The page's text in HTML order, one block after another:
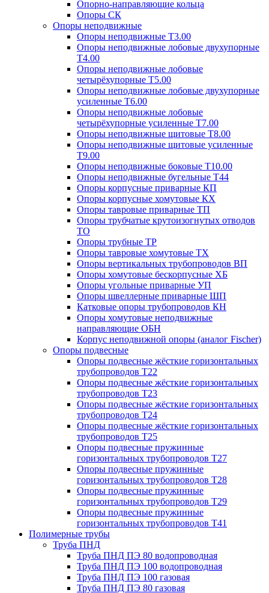
Опорно-направляющие кольца
Опоры СК
Опоры неподвижные
Опоры неподвижные Т3.00
Опоры неподвижные лобовые двухупорные
Т4.00
Опоры неподвижные лобовые
четырёхупорные Т5.00
Опоры неподвижные лобовые двухупорные
усиленные Т6.00
Опоры неподвижные лобовые
четырёхупорные усиленные Т7.00
Опоры неподвижные щитовые Т8.00
Опоры неподвижные щитовые усиленные
Т9.00
Опоры неподвижные боковые Т10.00
Опоры неподвижные бугельные Т44
Опоры корпусные приварные КП
Опоры корпусные хомутовые КХ
Опоры тавровые приварные ТП
Опоры трубчатые крутоизогнутых отводов
ТО
Опоры трубные ТР
Опоры тавровые хомутовые ТХ
Опоры вертикальных трубопроводов ВП
Опоры хомутовые бескорпусные ХБ
Опоры угольные приварные УП
Опоры швеллерные приварные ШП
Катковые опоры трубопроводов КН
Опоры хомутовые неподвижные
направляющие ОБН
Корпус неподвижной опоры (аналог Fischer)
Опоры подвесные
Опоры подвесные жёсткие горизонтальных
трубопроводов Т22
Опоры подвесные жёсткие горизонтальных
трубопроводов Т23
Опоры подвесные жёсткие горизонтальных
трубопроводов Т24
Опоры подвесные жёсткие горизонтальных
трубопроводов Т25
Опоры подвесные пружинные
горизонтальных трубопроводов Т27
Опоры подвесные пружинные
горизонтальных трубопроводов Т28
Опоры подвесные пружинные
горизонтальных трубопроводов Т29
Опоры подвесные пружинные
горизонтальных трубопроводов Т41
Полимерные трубы
Труба ПНД
Труба ПНД ПЭ 80 водопроводная
Труба ПНД ПЭ 100 водопроводная
Труба ПНД ПЭ 100 газовая
Труба ПНД ПЭ 80 газовая